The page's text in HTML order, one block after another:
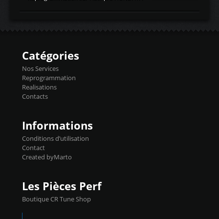
d'admissiontemp ex. pour atmo -30- 80°C
temperaturetemperature ldr moteurtemp
Injecteurs + Flashpro 1370€ TTC Le
précise et performante. Vous pourrez
basculer de la carto sans plomb à Ethanol à
l'aide du flashpro OPTION ECONOMIQUES
Reprog SP 98 sur le calculateur d'origine
450€ TTC Un gain d'environ 10cv et 15nm
Catégories
Nos Services
Reprogrammation
Realisations
Contacts
Informations
Conditions d’utilisation
Contact
Created byMarto
Les Pièces Perf
Boutique CR Tune Shop